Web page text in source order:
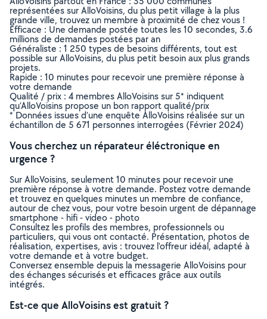
représentées sur AlloVoisins, du plus petit village à la plus
grande ville, trouvez un membre à proximité de chez vous !
Efficace : Une demande postée toutes les 10 secondes, 3.6
millions de demandes postées par an
Généraliste : 1 250 types de besoins différents, tout est
possible sur AlloVoisins, du plus petit besoin aux plus grands
projets.
Rapide : 10 minutes pour recevoir une première réponse à
votre demande
Qualité / prix : 4 membres AlloVoisins sur 5* indiquent
qu’AlloVoisins propose un bon rapport qualité/prix
* Données issues d’une enquête AlloVoisins réalisée sur un
échantillon de 5 671 personnes interrogées (Février 2024)
Vous cherchez un réparateur éléctronique en
urgence ?
Sur AlloVoisins, seulement 10 minutes pour recevoir une
première réponse à votre demande. Postez votre demande
et trouvez en quelques minutes un membre de confiance,
autour de chez vous, pour votre besoin urgent de dépannage
smartphone - hifi - video - photo
Consultez les profils des membres, professionnels ou
particuliers, qui vous ont contacté. Présentation, photos de
réalisation, expertises, avis : trouvez l'offreur idéal, adapté à
votre demande et à votre budget.
Conversez ensemble depuis la messagerie AlloVoisins pour
des échanges sécurisés et efficaces grâce aux outils
intégrés.
Est-ce que AlloVoisins est gratuit ?